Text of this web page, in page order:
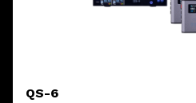
QS-6